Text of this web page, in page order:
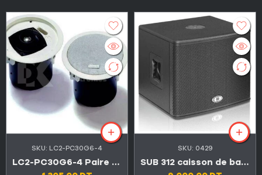
SKU: LC2-PC30G6-4
LC2-PC30G6-4 Paire Haut-parleur de plafond BOSCH 50W
SKU: 0429
SUB 312 caisson de basses active 12″ avec amplificateur intégré 1300W